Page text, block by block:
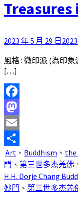
Treasures
2023 年 5 月 29 日
風格 : 微印派 (為印
[…]
Facebook
Mastodon
Email
分
享
Art 、 Buddhism 、 the
門 、 第三世多杰羌佛
H.H. Dorje Chang
妙門 、 第三世多杰羌